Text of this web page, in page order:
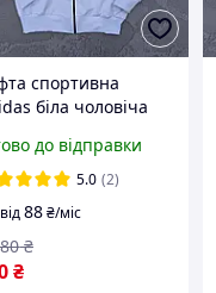
спортивна
біла чоловіча
літо-осінь,
олімпійка
до відправки
5.0 (2)
від88₴/міс
₴
₴